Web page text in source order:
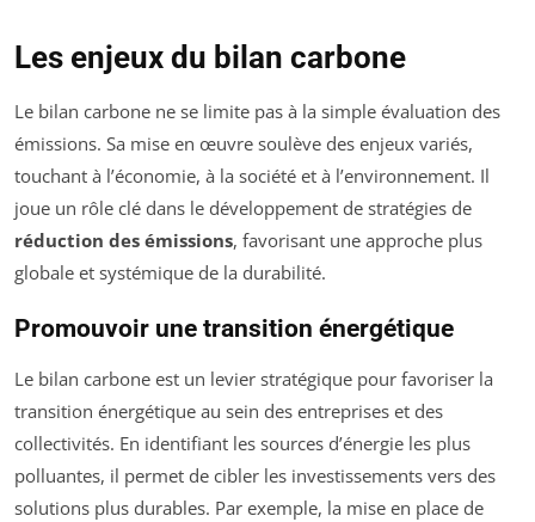
Les enjeux du bilan carbone
Le bilan carbone ne se limite pas à la simple évaluation des
émissions. Sa mise en œuvre soulève des enjeux variés,
touchant à l’économie, à la société et à l’environnement. Il
joue un rôle clé dans le développement de stratégies de
réduction des émissions, favorisant une approche plus
globale et systémique de la durabilité.
Promouvoir une transition énergétique
Le bilan carbone est un levier stratégique pour favoriser la
transition énergétique au sein des entreprises et des
collectivités. En identifiant les sources d’énergie les plus
polluantes, il permet de cibler les investissements vers des
solutions plus durables. Par exemple, la mise en place de